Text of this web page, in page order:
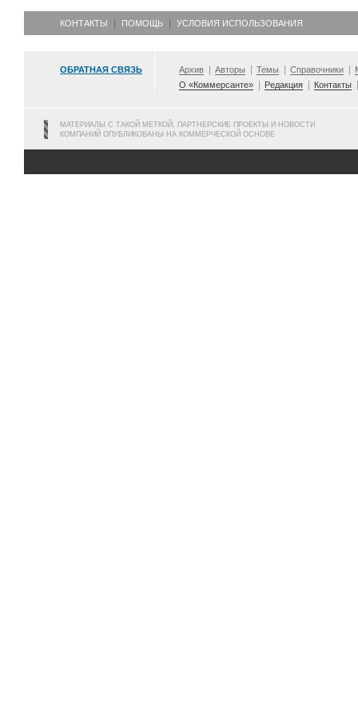
КОНТАКТЫ ПОМОЩЬ УСЛОВИЯ ИСПОЛЬЗОВАНИЯ
ОБРАТНАЯ СВЯЗЬ Архив Авторы Темы Справочники
О «Коммерсанте»
Редакция Контакты
МАТЕРИАЛЫ С ТАКОЙ МЕТКОЙ, ПАРТНЕРСКИЕ ПРОЕКТЫ И НОВОСТИ
КОМПАНИЙ ОПУБЛИКОВАНЫ НА КОММЕРЧЕСКОЙ ОСНОВЕ